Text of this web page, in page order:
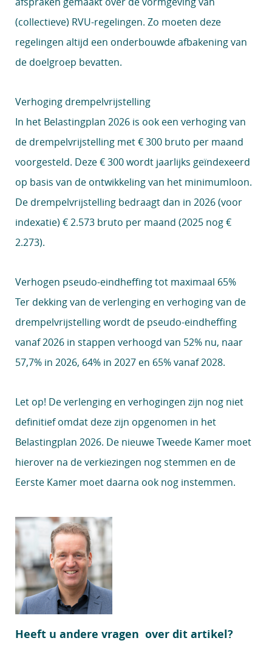
(collectieve) RVU-regelingen. Zo moeten deze
regelingen altijd een onderbouwde afbakening van
de doelgroep bevatten.
Verhoging drempelvrijstelling
In het Belastingplan 2026 is ook een verhoging van
de drempelvrijstelling met € 300 bruto per maand
voorgesteld. Deze € 300 wordt jaarlijks geïndexeerd
op basis van de ontwikkeling van het minimumloon.
De drempelvrijstelling bedraagt dan in 2026 (voor
indexatie) € 2.573 bruto per maand (2025 nog €
2.273).
Verhogen pseudo-eindheffing tot maximaal 65%
Ter dekking van de verlenging en verhoging van de
drempelvrijstelling wordt de pseudo-eindheffing
vanaf 2026 in stappen verhoogd van 52% nu, naar
57,7% in 2026, 64% in 2027 en 65% vanaf 2028.
Let op! De verlenging en verhogingen zijn nog niet
definitief omdat deze zijn opgenomen in het
Belastingplan 2026. De nieuwe Tweede Kamer moet
hierover na de verkiezingen nog stemmen en de
Eerste Kamer moet daarna ook nog instemmen.
Heeft u andere vragen over dit artikel?